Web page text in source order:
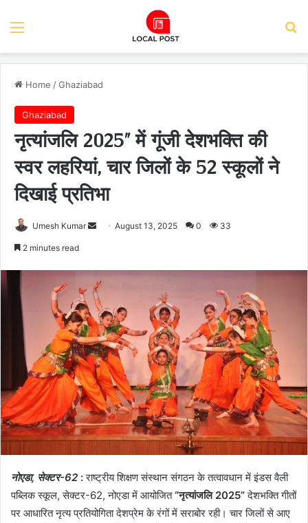
Menu
Home /Ghaziabad
Ghaziabad
नृत्यांजलि 2025″ में गूंजी देशभक्ति की
स्वर लहरियां, चार जिलों के 52 स्कूलों ने
दिखाई प्रतिभा
Umesh Kumar
SendAugust 13, 2025 0 33
2 minutes read
नोएडा, सेक्टर-62 :राष्ट्रीय शिक्षण संस्थान संगठन के तत्वावधान में इंडस वैली
पब्लिक स्कूल, सेक्टर-62, नोएडा में आयोजित“नृत्यांजलि 2025”देशभक्ति गीतों
पर आधारित नृत्य प्रतियोगिता देशप्रेम के रंगों में सराबोर रही। चार जिलों से आए